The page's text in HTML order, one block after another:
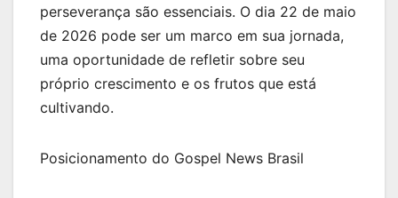
perseverança são essenciais. O dia 22 de maio
de 2026 pode ser um marco em sua jornada,
uma oportunidade de refletir sobre seu
próprio crescimento e os frutos que está
cultivando.
Posicionamento do Gospel News Brasil